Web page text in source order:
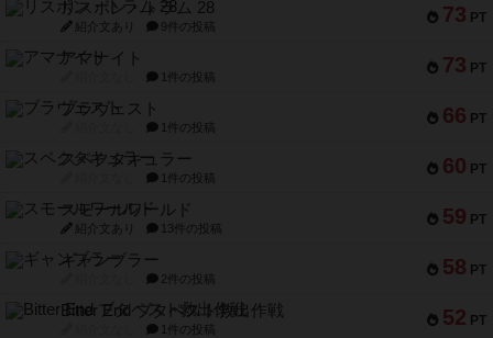
73 PT
リスボン・トラム 28
紹介文あり 9件の投稿
73 PT
アマナイト
1件の投稿
66 PT
ブラヴェスト
1件の投稿
60 PT
スペクタキュラー
1件の投稿
59 PT
スモールワールド
紹介文あり 13件の投稿
58 PT
ギャンブラー
2件の投稿
52 PT
Bitter End ブタペスト救出作戦
1件の投稿